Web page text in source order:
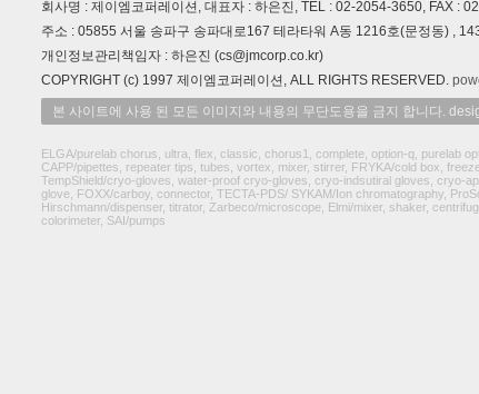
회사명 : 제이엠코퍼레이션, 대표자 : 하은진, TEL : 02-2054-3650, FAX :
주소 : 05855 서울 송파구 송파대로167 테라타워 A동 1216호(문정동) ,
개인정보관리책임자 : 하은진 (cs@jmcorp.co.kr)
COPYRIGHT (c) 1997 제이엠코퍼레이션, ALL RIGHTS RESERVED.
본 사이트에 사용 된 모든 이미지와 내용의 무단도용을 금지 합니다.
ELGA/purelab chorus, ultra, flex, classic, chorus1, complete, option-q, purelab
CAPP/pipettes, repeater tips, tubes, vortex, mixer, stirrer, FRYKA/cold box,
TempShield/cryo-gloves, water-proof cryo-gloves, cryo-indsutiral gloves, cryo-
glove, FOXX/carboy, connector, TECTA-PDS/ SYKAM/Ion chromatography,
Hirschmann/dispenser, titrator, Zarbeco/microscope, Elmi/mixer, shaker,
colorimeter, SAI/pumps